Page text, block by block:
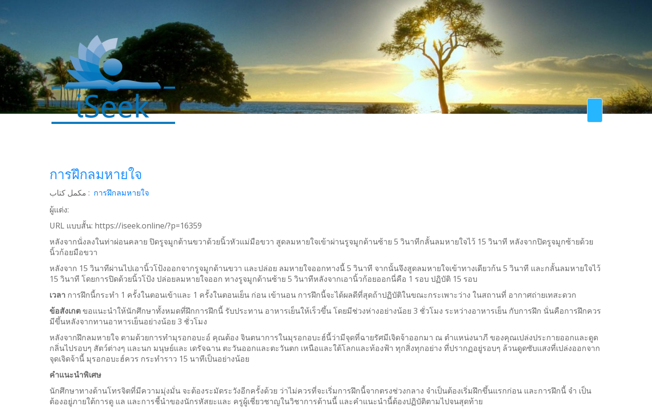
การฝึกลมหายใจ
مکمل کتاب : การฝึกลมหายใจ
ผู้แต่ง:
URL แบบสั้น: https://iseek.online/?p=16359
หลังจากนั่งลงในท่าผ่อนคลาย ปิดรูจมูกต้านขวาด้วยนิ้วหัวแม่มือขวา สูดลมหายใจเข้าผ่านรูจมูกด้านซ้าย 5 วินาทีกลั้นลมหายใจไว้ 15 วินาที หลังจากปิดรูจมูกซ้ายด้วย
นิ้วก้อยมือขวา
หลังจาก 15 วินาทีผ่านไปเอานิ้วโป้งออกจากรูจมูกด้านขวา และปล่อย ลมหายใจออกทางนี้ 5 วินาที จากนั้นจึงสูดลมหายใจเข้าทางเดียวก้น 5 วินาที และกลั้นลมหายใจไว้
15 วินาที โดยการปิดด้วยนิ้วโป้ง ปล่อยลมหายใจออก ทางรูจมูกด้านซ้าย 5 วินาทีหลังจากเอานิ้วก้อยออกนี่คือ 1 รอบ ปฏิบัติ 15 รอบ
เวลา การฝึกนี้กระทำ 1 ครั้งในตอนเข้าและ 1 ครั้งในตอนเย็น ก่อน เข้านอน การฝึกนี้จะได้ผลดีที่สุดถ้าปฏิบัติในขณะกระเพาะว่าง ในสถานที่ อากาศถ่ายเทสะดวก
ข้อสังเกตขอแนะนำให้นักศึกษาทั้งหมดที่ฝึกการฝึกนี้ รับประทาน อาหารเย็นให้เร็วขึ้น โดยมีช่วงห่างอย่างน้อย 3 ชั่วโมง ระหว่างอาหารเย็น กับการฝึก นั่นคือการฝึกควร
มีขึ้นหลังจากทานอาหารเย็นอย่างน้อย 3 ชั่วโมง
หลังจากฝึกลมหายใจ ตามด้วยการทำมุรอกอบะอ์ คุณต้อง จินตนาการในมุรอกอบะฮ์นี้ว่ามีจุดที่ฉายรัศมีเจิดจ้าออกมา ณ ตำแหน่งนาภี ของคุณเปล่งประกายออกและดูด
กลิ่นไปรอบๆ สัตว์ต่างๆ และนก มนุษย์และ เดรัจฉาน ตะวันออกและตะวันตก เหนือและใต้โลกและท้องฟ้า ทุกสิ่งทุกอย่าง ที่ปรากฏอยู่รอบๆ ล้วนดูดซับแสงที่เปล่งออกจาก
จุดเจิดจ้านี้ มุรอกอบะฮ์ควร กระทำราว 15 นาทีเป็นอย่างน้อย
คำแนะนำพิเศษ
นักศึกษาทางด้านโทรจิตที่มีความมุ่งมั่น จะต้องระมัดระวังอีกครั้งด้วย ว่าไม่ควรที่จะเริ่มการฝึกนี้จากตรงช่วงกลาง จำเป็นต้องเริ่มฝึกขึ้นแรกก่อน และการฝึกนี้ จำ เป็น
ต้องอยู่ภายใต้การดู แล และการชี้นำของนักรหัสยะและ ครูผู้เชี่ยวชาญในวิชาการด้านนี้ และคำแนะนำนี้ต้องปฏิบัติตามไปจนสุดท้าย